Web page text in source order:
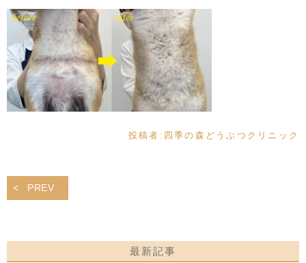
投稿者: 四季の森どうぶつクリニック
PREV
最新記事